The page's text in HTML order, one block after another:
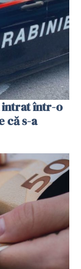
intrat într-o
că s-a